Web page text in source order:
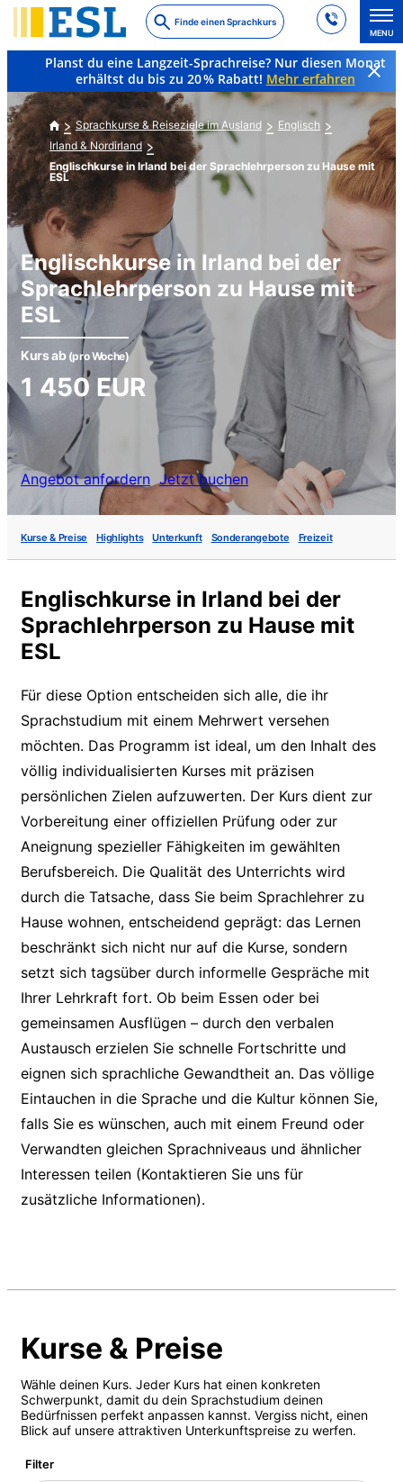
to
main
content
Finde einen Sprachkurs
MENU
Planst du eine Langzeit-Sprachreise? Nur diesen Monat
erhältst du bis zu 20 % Rabatt! Mehr erfahren
Sprachkurse & Reiseziele im Ausland
Englisch
Irland & Nordirland
Englischkurse in Irland bei der Sprachlehrperson zu Hause mit
ESL
Englischkurse in Irland bei der
Sprachlehrperson zu Hause mit
ESL
Kurs ab (pro Woche)
1 450 EUR
Angebot anfordern Jetzt buchen
Kurse & Preise Highlights Unterkunft Sonderangebote Freizeit
Englischkurse in Irland bei der
Sprachlehrperson zu Hause mit
ESL
Für diese Option entscheiden sich alle, die ihr
Sprachstudium mit einem Mehrwert versehen
möchten. Das Programm ist ideal, um den Inhalt des
völlig individualisierten Kurses mit präzisen
persönlichen Zielen aufzuwerten. Der Kurs dient zur
Vorbereitung einer offiziellen Prüfung oder zur
Aneignung spezieller Fähigkeiten im gewählten
Berufsbereich. Die Qualität des Unterrichts wird
durch die Tatsache, dass Sie beim Sprachlehrer zu
Hause wohnen, entscheidend geprägt: das Lernen
beschränkt sich nicht nur auf die Kurse, sondern
setzt sich tagsüber durch informelle Gespräche mit
Ihrer Lehrkraft fort. Ob beim Essen oder bei
gemeinsamen Ausflügen – durch den verbalen
Austausch erzielen Sie schnelle Fortschritte und
eignen sich sprachliche Gewandtheit an. Das völlige
Eintauchen in die Sprache und die Kultur können Sie,
falls Sie es wünschen, auch mit einem Freund oder
Verwandten gleichen Sprachniveaus und ähnlicher
Interessen teilen (Kontaktieren Sie uns für
zusätzliche Informationen).
Kurse & Preise
Wähle deinen Kurs. Jeder Kurs hat einen konkreten
Schwerpunkt, damit du dein Sprachstudium deinen
Bedürfnissen perfekt anpassen kannst. Vergiss nicht, einen
Blick auf unsere attraktiven Unterkunftspreise zu werfen.
Filter